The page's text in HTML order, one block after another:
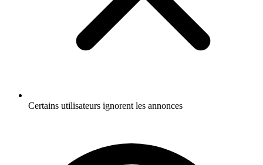
Certains utilisateurs ignorent les annonces